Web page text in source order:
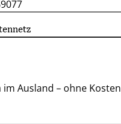
Ausland – ohne Kosten